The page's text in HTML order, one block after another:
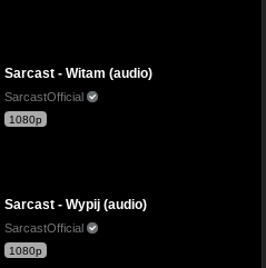
Sarcast - Witam (audio)
SarcastOfficial
1080p
Sarcast - Wypij (audio)
SarcastOfficial
1080p